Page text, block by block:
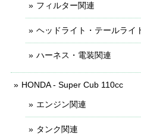
フィルター関連
ヘッドライト・テールライ
ハーネス・電装関連
HONDA - Super Cub 110cc
エンジン関連
タンク関連